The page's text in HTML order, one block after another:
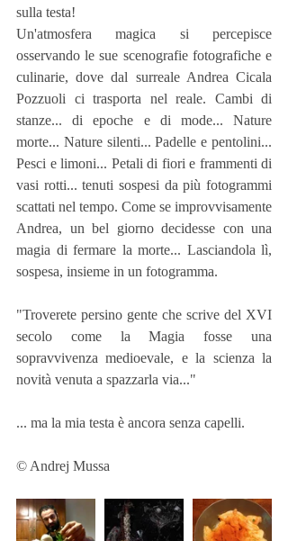
sulla testa!
Un'atmosfera magica si percepisce
osservando le sue scenografie fotografiche e
culinarie, dove dal surreale Andrea Cicala
Pozzuoli ci trasporta nel reale. Cambi di
stanze... di epoche e di mode... Nature
morte... Nature silenti... Padelle e pentolini...
Pesci e limoni... Petali di fiori e frammenti di
vasi rotti... tenuti sospesi da più fotogrammi
scattati nel tempo. Come se improvvisamente
Andrea, un bel giorno decidesse con una
magia di fermare la morte... Lasciandola lì,
sospesa, insieme in un fotogramma.
"Troverete persino gente che scrive del XVI
secolo come la Magia fosse una
sopravvivenza medioevale, e la scienza la
novità venuta a spazzarla via..."
... ma la mia testa è ancora senza capelli.
© Andrej Mussa